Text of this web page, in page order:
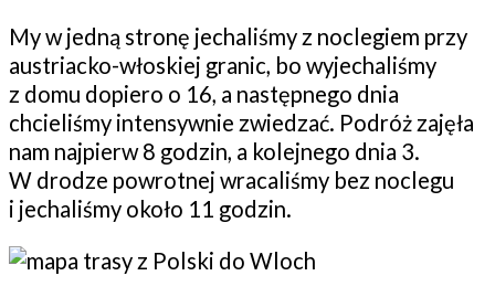
My w jedną stronę jechaliśmy z noclegiem przy
austriacko-włoskiej granic, bo wyjechaliśmy
z domu dopiero o 16, a następnego dnia
chcieliśmy intensywnie zwiedzać. Podróż zajęła
nam najpierw 8 godzin, a kolejnego dnia 3.
W drodze powrotnej wracaliśmy bez noclegu
i jechaliśmy około 11 godzin.